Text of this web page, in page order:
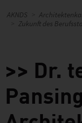
AKNDS
Zukunft des
>> Dr.